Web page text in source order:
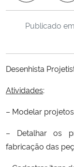
Ministério do Meio
Ministério do Turismo
Publicado em
Desenhista
Atividades:
– Modelar
– Detalhar os
fabricação das